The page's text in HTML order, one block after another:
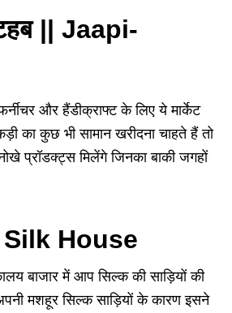
|| Jaapi-
और हैंडीक्राफ्ट के लिए ये मार्केट
का कुछ भी सामान खरीदना चाहते हैं तो
प्रॉडक्ट्स मिलेंगे जिनका बाकी जगहों
Silk House
बाजार में आप सिल्क की साड़ियों की
मशहूर सिल्क साड़ियों के कारण इसने